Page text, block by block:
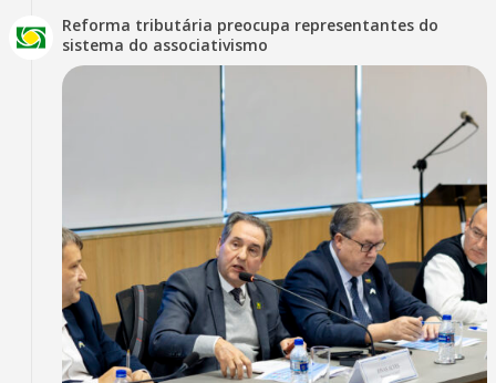
Reforma tributária preocupa representantes do
sistema do associativismo